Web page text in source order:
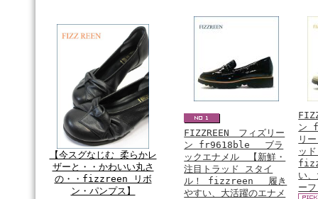
【今スグなじむ 柔らかレ
ザーと・・かわいい丸さ
の・・fizzreen リボ
ン・パンプス】
FIZZREEN フィズリー
ン fr9618ble ブラ
ックエナメル 【新鮮・
注目トラッド スタイ
ル！ fizzreen 履き
やすい、大活躍のエナメ
ン
リ
ッ
い
ー